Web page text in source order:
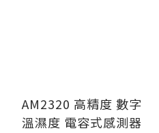
AM2320 高精度 數字
溫濕度 電容式感測器